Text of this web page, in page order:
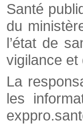
Santé
du
l’état de
vigilance et
La
les